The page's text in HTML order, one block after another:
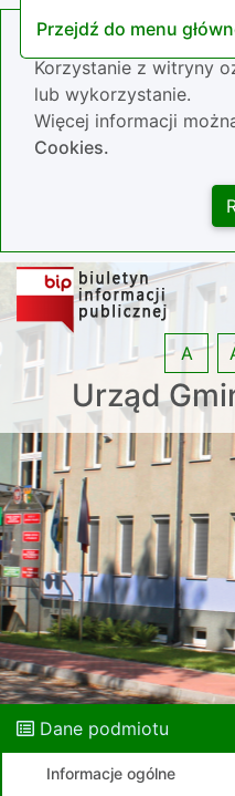
Przejdź do menu
Nasza strona
Korzystanie z witryny
lub wykorzystanie.
Więcej informacji
Cookies.
Urząd
A
Dane podmiotu
Informacje ogólne